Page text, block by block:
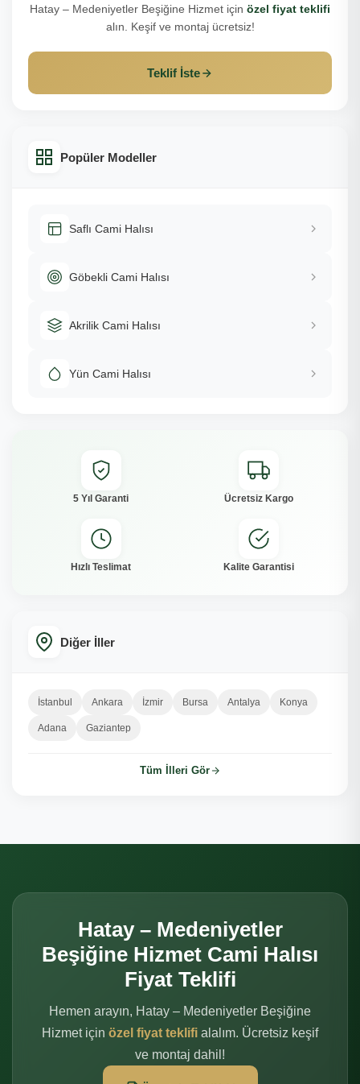
Hatay – Medeniyetler Beşiğine Hizmet için özel fiyat teklifi
alın. Keşif ve montaj ücretsiz!
Teklif İste
Popüler Modeller
Saflı Cami Halısı
Göbekli Cami Halısı
Akrilik Cami Halısı
Yün Cami Halısı
5 Yıl Garanti Ücretsiz Kargo
Hızlı Teslimat Kalite Garantisi
Diğer İller
İstanbul Ankara İzmir Bursa Antalya Konya
Adana Gaziantep
Tüm İlleri Gör
Hatay – Medeniyetler
Beşiğine Hizmet Cami Halısı
Fiyat Teklifi
Hemen arayın, Hatay – Medeniyetler Beşiğine
Hizmet için özel fiyat teklifi alalım. Ücretsiz keşif
ve montaj dahil!